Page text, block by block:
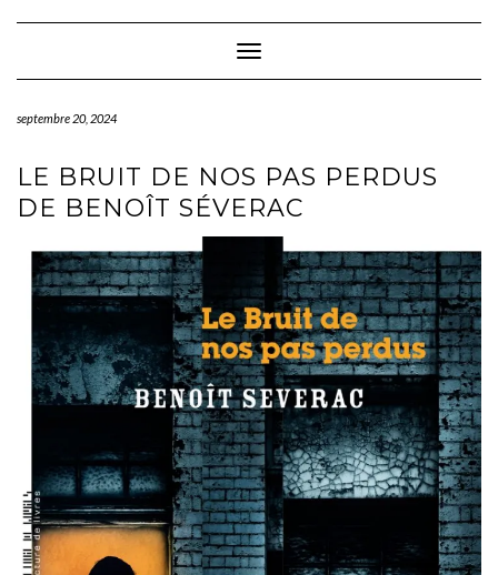
Toggle Navigation
septembre 20, 2024
LE BRUIT DE NOS PAS PERDUS
DE BENOÎT SÉVERAC